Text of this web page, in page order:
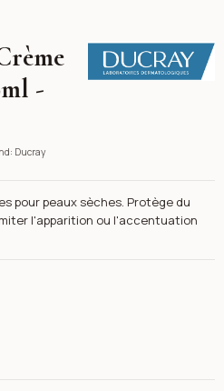
Ducray
-
Ducray
pour peaux sèches. Protège du
l'apparition ou l'accentuation